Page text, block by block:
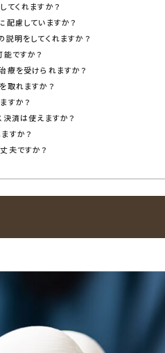
てくれますか？
配慮していますか？
明をしてくれますか？
ですか？
療を受けられますか？
取れますか？
すか？
済は使えますか？
すか？
夫ですか？